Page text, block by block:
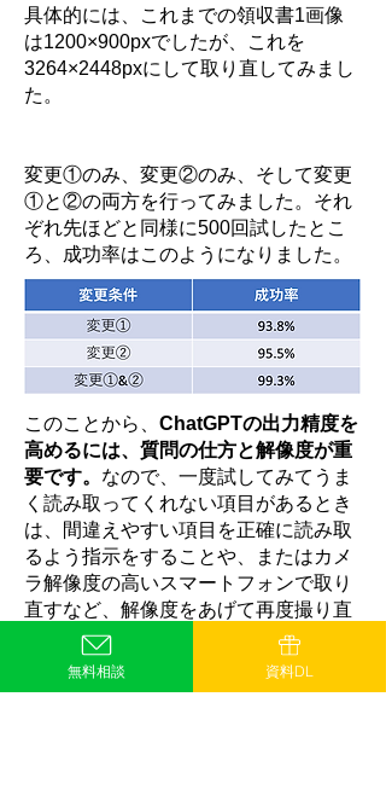
具体的には、これまでの領収書1画像
は1200×900pxでしたが、これを
3264×2448pxにして取り直してみまし
た。
変更①のみ、変更②のみ、そして変更
①と②の両方を行ってみました。それ
ぞれ先ほどと同様に500回試したとこ
ろ、成功率はこのようになりました。
このことから、 ChatGPTの出力精度を
高めるには、質問の仕方と解像度が重
要です。 なので、一度試してみてうま
く読み取ってくれない項目があるとき
は、間違えやすい項目を正確に読み取
るよう指示をすることや、またはカメ
ラ解像度の高いスマートフォンで取り
直すなど、解像度をあげて再度撮り直
してみてはいかがでしょうか。
このように工夫をすることで出力の精
無料相談 資料DL